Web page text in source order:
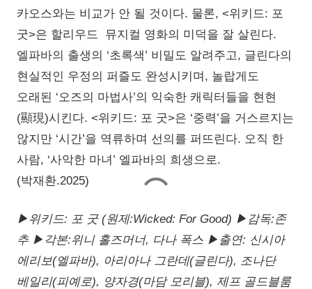
카오스와는 비교가 안 될 것이다. 물론, <위키드: 포
굿>은 할리우드 뮤지컬 영화의 미덕을 잘 살린다.
엘파바의 출생의 ‘초록색’ 비밀도 알려주고, 글린다의
현실적인 우정의 퍼즐도 완성시키며, 놀랍게도
오래된 ‘오즈의 마법사’의 익숙한 캐릭터들을 현현
(顯現)시킨다. <위키드: 포 굿>은 ‘중력’을 거스르지는
않지만 ‘시간’을 역류하며 선의를 퍼뜨린다. 오직 한
사람, ‘사악한 마녀’ 엘파바의 희생으로.
(박재환.2025)
▶위키드: 포 굿 (원제:Wicked: For Good) ▶감독:존
추 ▶각본:위니 홀즈머너, 다나 폭스 ▶출연: 신시아
에리보(엘파바), 아리아나 그란데(글린다), 조나단
베일리(피예로), 양자경(마담 모리블), 제프 골드블룸